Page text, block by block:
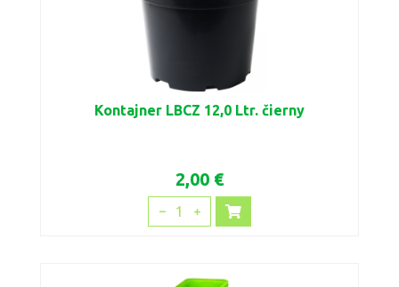
Kontajner LBCZ 12,0 Ltr. čierny
2,00 €
1